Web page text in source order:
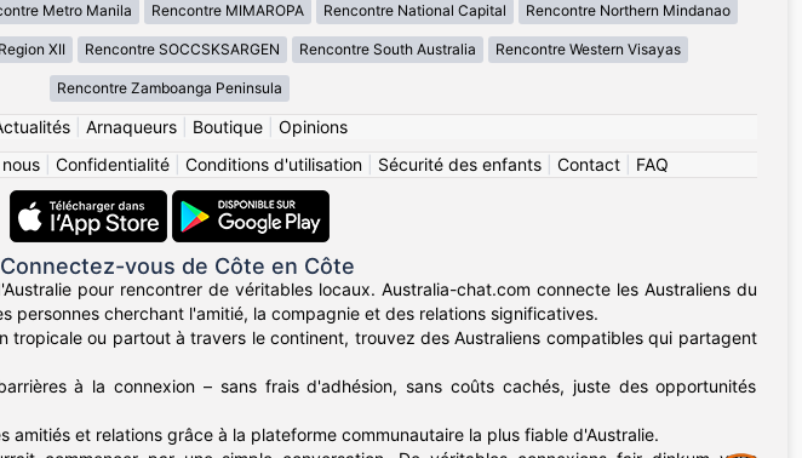
Metro Manila Rencontre MIMAROPA Rencontre National Capital Rencontre Northern Mindanao
XII Rencontre SOCCSKSARGEN Rencontre South Australia Rencontre Western Visayas
Rencontre Zamboanga Peninsula
| Arnaqueurs| Boutique| Opinions
| Confidentialité| Conditions d'utilisation| Sécurité des enfants| Contact| FAQ
vous de Côte en Côte
pour rencontrer de véritables locaux. Australia-chat.com connecte les Australiens du
personnes cherchant l'amitié, la compagnie et des relations significatives.
tropicale ou partout à travers le continent, trouvez des Australiens compatibles qui partagent
à la connexion – sans frais d'adhésion, sans coûts cachés, juste des opportunités
amitiés et relations grâce à la plateforme communautaire la plus fiable d'Australie.